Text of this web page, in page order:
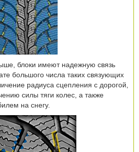
блоки имеют надежную связь
большого числа таких связующих
радиуса сцепления с дорогой,
силы тяги колес, а также
на снегу.